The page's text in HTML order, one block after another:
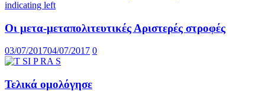
Οι μετα-μεταπολιτευτικές Αριστερές στροφές
03/07/201704/07/2017 0
Τελικά ομολόγησε